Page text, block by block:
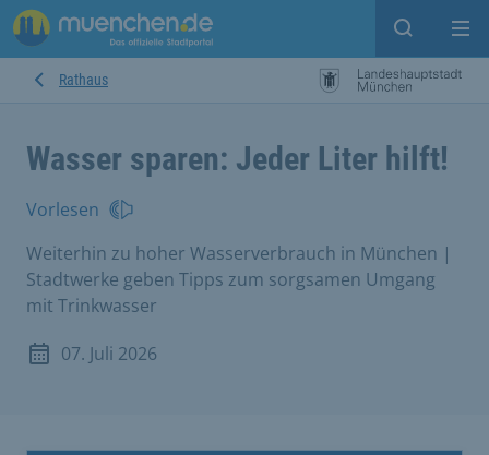
Suche
Rathaus
Wasser sparen: Jeder Liter hilft!
Vorlesen
Weiterhin zu hoher Wasserverbrauch in München |
Stadtwerke geben Tipps zum sorgsamen Umgang
mit Trinkwasser
07. Juli 2026